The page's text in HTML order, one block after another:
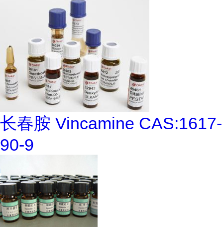
长春胺 Vincamine CAS:1617-
90-9